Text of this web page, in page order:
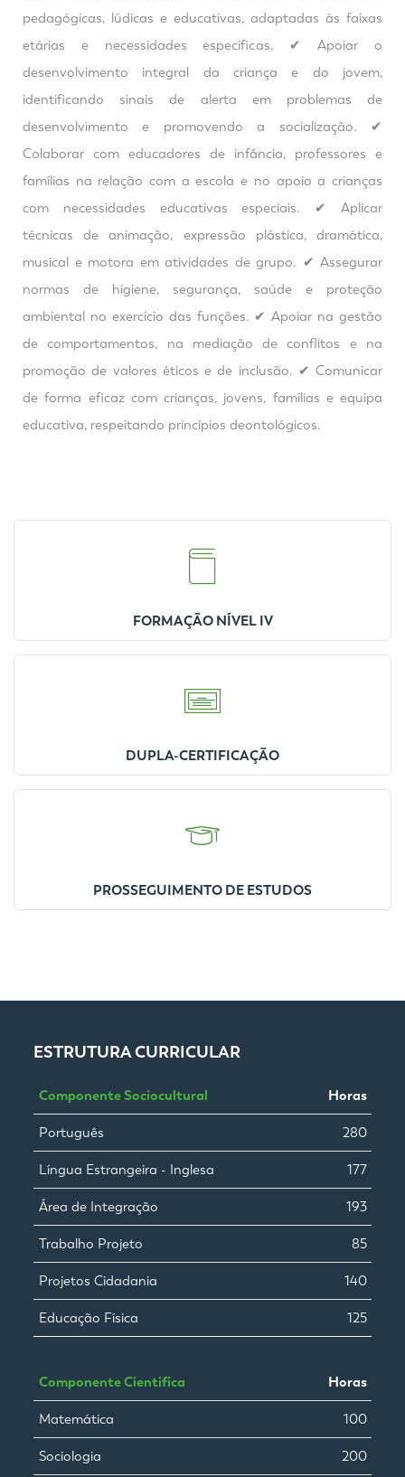
pedagógicas, lúdicas e educativas, adaptadas às faixas
etárias e necessidades específicas. ✔ Apoiar o
desenvolvimento integral da criança e do jovem,
identificando sinais de alerta em problemas de
desenvolvimento e promovendo a socialização. ✔
Colaborar com educadores de infância, professores e
famílias na relação com a escola e no apoio a crianças
com necessidades educativas especiais. ✔ Aplicar
técnicas de animação, expressão plástica, dramática,
musical e motora em atividades de grupo. ✔ Assegurar
normas de higiene, segurança, saúde e proteção
ambiental no exercício das funções. ✔ Apoiar na gestão
de comportamentos, na mediação de conflitos e na
promoção de valores éticos e de inclusão. ✔ Comunicar
de forma eficaz com crianças, jovens, famílias e equipa
educativa, respeitando princípios deontológicos.
FORMAÇÃO NÍVEL IV
DUPLA-CERTIFICAÇÃO
PROSSEGUIMENTO DE ESTUDOS
ESTRUTURA CURRICULAR
Componente Sociocultural Horas
Português 280
Língua Estrangeira - Inglesa 177
Área de Integração 193
Trabalho Projeto 85
Projetos Cidadania 140
Educação Física 125
Componente Cientifica Horas
Matemática 100
Sociologia 200